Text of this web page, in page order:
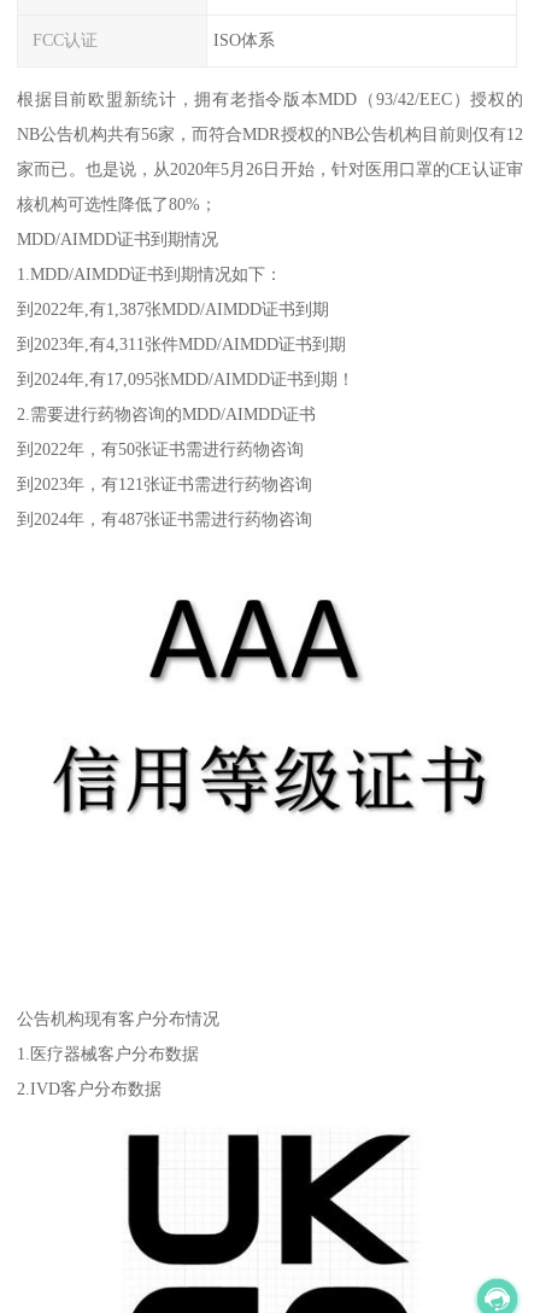
FCC认证 ISO体系
根据目前欧盟新统计，拥有老指令版本MDD（93/42/EEC）授权的
NB公告机构共有56家，而符合MDR授权的NB公告机构目前则仅有12
家而已。也是说，从2020年5月26日开始，针对医用口罩的CE认证审
核机构可选性降低了80%；
MDD/AIMDD证书到期情况
1.MDD/AIMDD证书到期情况如下：
到2022年,有1,387张MDD/AIMDD证书到期
到2023年,有4,311张件MDD/AIMDD证书到期
到2024年,有17,095张MDD/AIMDD证书到期！
2.需要进行药物咨询的MDD/AIMDD证书
到2022年，有50张证书需进行药物咨询
到2023年，有121张证书需进行药物咨询
到2024年，有487张证书需进行药物咨询
公告机构现有客户分布情况
1.医疗器械客户分布数据
2.IVD客户分布数据